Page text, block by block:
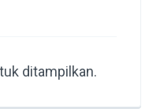
ditampilkan.